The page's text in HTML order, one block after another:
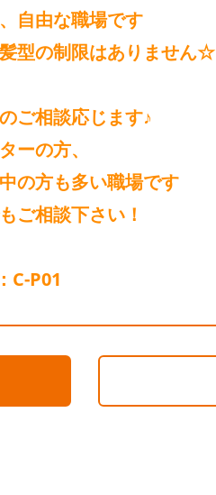
自由な職場です
髪型の制限はありません☆
ご相談応じます♪
ーの方、
の方も多い職場です
ご相談下さい！
C-P01